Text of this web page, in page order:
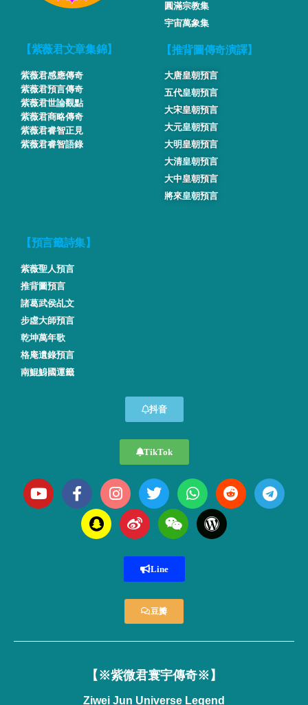
圓滿宗教集
宇宙萬象集
【紫薇君文章集錦】
紫薇君感應傳奇
紫薇君預言傳奇
紫薇君世論觀點
紫薇君商略傳奇
紫薇君睿智正見
紫薇君睿智語錄
【推背圖傳奇演譯】
大唐皇朝預言
五代皇朝預言
大宋皇朝預言
大元皇朝預言
大明皇朝預言
大清皇朝預言
大中皇朝預言
將來皇朝預言
【預言籤詩集】
紫薇聖人預言
推背圖預言
諸葛武侯乩文
步虛大師預言
乾坤萬年歌
格庵遺錄預言
南鯤鯓國運籤
抖音
TikTok
Line
豆瓣
【※紫微君寰宇傳奇※】
Ziwei Jun Universe Legend